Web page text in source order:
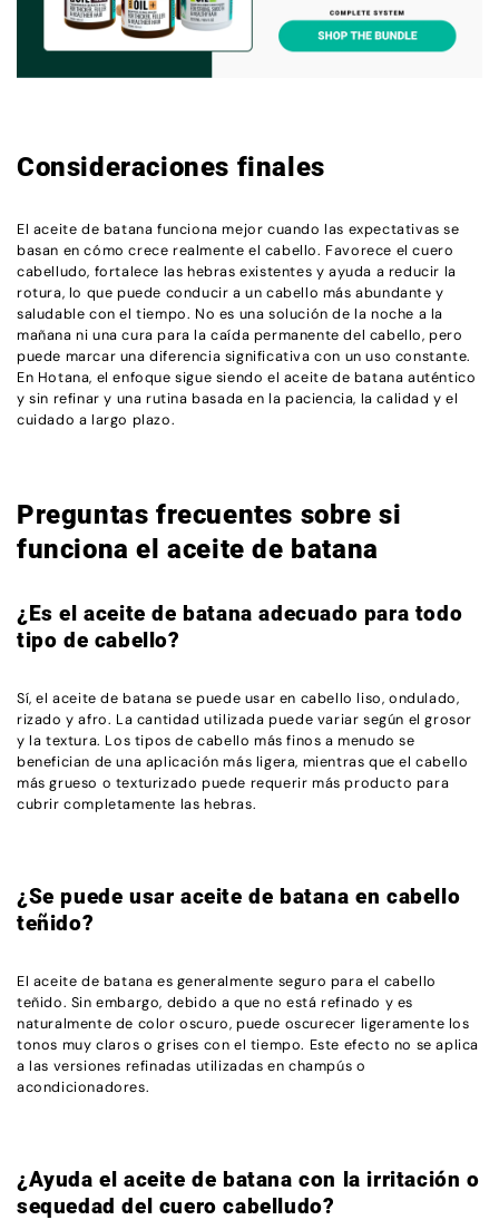
Consideraciones finales
El aceite de batana funciona mejor cuando las expectativas se
basan en cómo crece realmente el cabello. Favorece el cuero
cabelludo, fortalece las hebras existentes y ayuda a reducir la
rotura, lo que puede conducir a un cabello más abundante y
saludable con el tiempo. No es una solución de la noche a la
mañana ni una cura para la caída permanente del cabello, pero
puede marcar una diferencia significativa con un uso constante.
En Hotana, el enfoque sigue siendo el aceite de batana auténtico
y sin refinar y una rutina basada en la paciencia, la calidad y el
cuidado a largo plazo.
Preguntas frecuentes sobre si
funciona el aceite de batana
¿Es el aceite de batana adecuado para todo
tipo de cabello?
Sí, el aceite de batana se puede usar en cabello liso, ondulado,
rizado y afro. La cantidad utilizada puede variar según el grosor
y la textura. Los tipos de cabello más finos a menudo se
benefician de una aplicación más ligera, mientras que el cabello
más grueso o texturizado puede requerir más producto para
cubrir completamente las hebras.
¿Se puede usar aceite de batana en cabello
teñido?
El aceite de batana es generalmente seguro para el cabello
teñido. Sin embargo, debido a que no está refinado y es
naturalmente de color oscuro, puede oscurecer ligeramente los
tonos muy claros o grises con el tiempo. Este efecto no se aplica
a las versiones refinadas utilizadas en champús o
acondicionadores.
¿Ayuda el aceite de batana con la irritación o
sequedad del cuero cabelludo?